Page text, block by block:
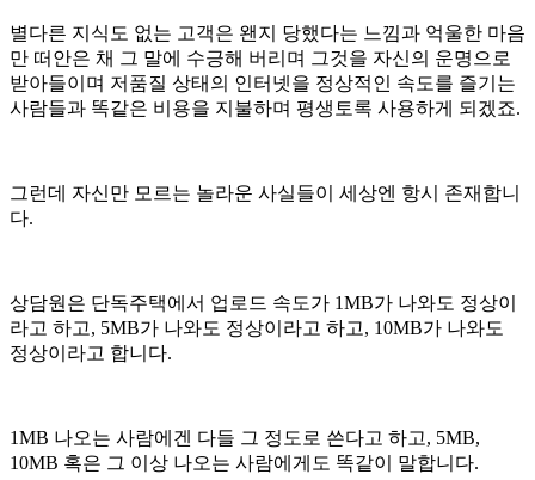
별다른 지식도 없는 고객은 왠지 당했다는 느낌과 억울한 마음
만 떠안은 채 그 말에 수긍해 버리며 그것을 자신의 운명으로
받아들이며 저품질 상태의 인터넷을 정상적인 속도를 즐기는
사람들과 똑같은 비용을 지불하며 평생토록 사용하게 되겠죠.
그런데 자신만 모르는 놀라운 사실들이 세상엔 항시 존재합니
다.
상담원은 단독주택에서 업로드 속도가 1MB가 나와도 정상이
라고 하고, 5MB가 나와도 정상이라고 하고, 10MB가 나와도
정상이라고 합니다.
1MB 나오는 사람에겐 다들 그 정도로 쓴다고 하고, 5MB,
10MB 혹은 그 이상 나오는 사람에게도 똑같이 말합니다.